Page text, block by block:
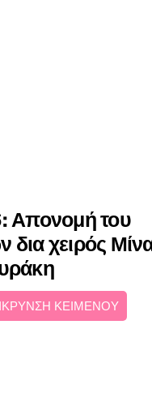
Απονομή του
δια χειρός
ΚΕΙΜΕΝΟΥ